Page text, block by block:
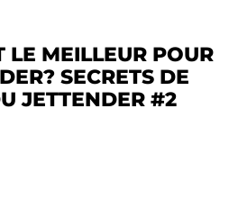
LE MEILLEUR POUR
SECRETS DE
JETTENDER #2